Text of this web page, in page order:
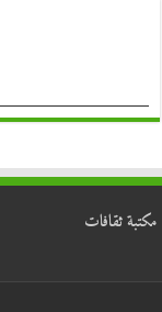
مكتبة ثقافات